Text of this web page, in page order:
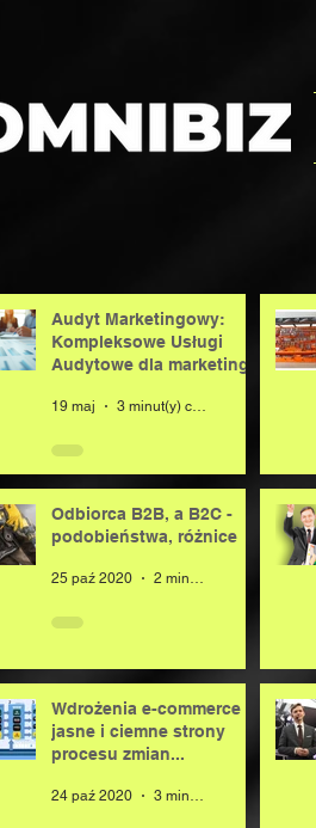
Audyt Marketingowy:
Kompleksowe Usługi
Audytowe dla marketingu
19 maj 3 minut(y) czytania
Odbiorca B2B, a B2C -
podobieństwa, różnice
25 paź 2020 2 minut(y) czytania
Wdrożenia e-commerce -
jasne i ciemne strony
procesu zmian...
24 paź 2020 3 minut(y) czytania